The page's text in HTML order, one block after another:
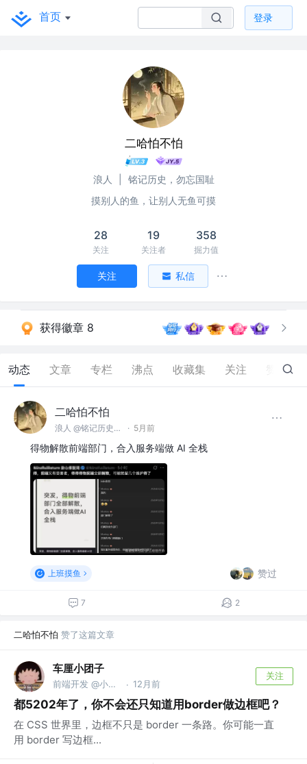
首页 登录
二哈怕不怕
浪人
铭记历史，勿忘国耻
摸别人的鱼，让别人无鱼可摸
28
关注
19
关注者
358
掘力值
关注 私信
获得徽章 8
动态 文章 专栏 沸点 收藏集 关注 113
二哈怕不怕
浪人 @铭记历史，勿忘国耻 · 5月前
得物解散前端部门，合入服务端做 AI 全栈
上班摸鱼 赞过
7 2
二哈怕不怕 赞了这篇文章
车厘小团子
前端开发 @小五科技 · 12月前
关注
都5202年了，你不会还只知道用border做边框吧？
在 CSS 世界里，边框不只是 border 一条路。你可能一直
用 border 写边框...